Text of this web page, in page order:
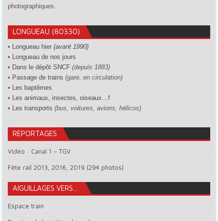
photographiques.
LONGUEAU (80330)
• Longueau hier (avant 1990)
•
Longueau de nos jours
• Dans le dépôt SNCF (depuis 1883)
• Passage de trains (gare, en circulation)
•
Les baptêmes
•
Les animaux, insectes, oiseaux…f
•
Les transports (bus, voitures, avions, hélicos)
REPORTAGES
Vidéo : Canal 1 – TGV
Fête rail 2013, 2016, 2019 (294 photos)
AIGUILLAGES VERS…
Espace train